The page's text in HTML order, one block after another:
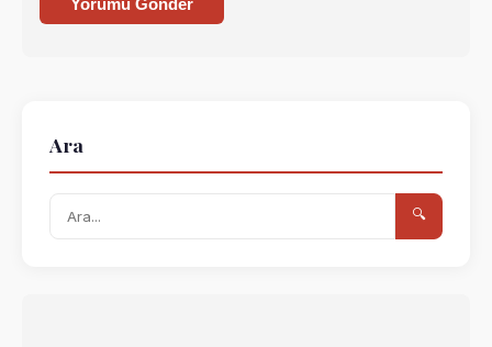
Yorumu Gonder
Ara
🔍